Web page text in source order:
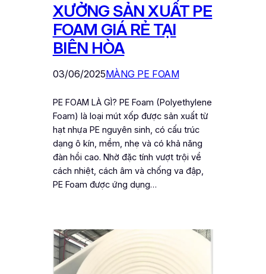
XƯỞNG SẢN XUẤT PE
FOAM GIÁ RẺ TẠI
BIÊN HÒA
03/06/2025MÀNG PE FOAM
PE FOAM LÀ GÌ? PE Foam (Polyethylene
Foam) là loại mút xốp được sản xuất từ
hạt nhựa PE nguyên sinh, có cấu trúc
dạng ô kín, mềm, nhẹ và có khả năng
đàn hồi cao. Nhờ đặc tính vượt trội về
cách nhiệt, cách âm và chống va đập,
PE Foam được ứng dụng…